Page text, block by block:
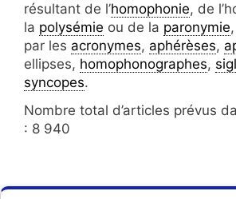
résultant de l’homophonie, de
la polysémie ou de la paronymie
par les acronymes, aphérèses,
ellipses, homophonographes,
syncopes.
Nombre total d’articles prévus
: 8 940